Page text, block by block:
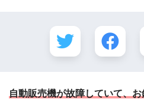
自動販売機が故障していて、